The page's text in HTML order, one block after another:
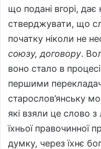
що подані вгорі, дає
стверджувати, що
початку ніколи не
союзу, договору.
воно стало в
першими
старослов’янську
які взяли це слово з
їхньої правочинної
думку, через їхнє